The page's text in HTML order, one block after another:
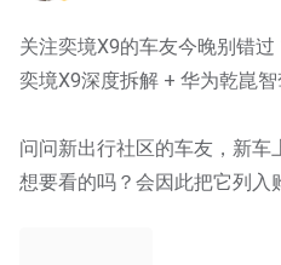
关注奕境X9的车友今晚别错过
奕境X9深度拆解 + 华为乾崑智
问问新出行社区的车友，新车
想要看的吗？会因此把它列入